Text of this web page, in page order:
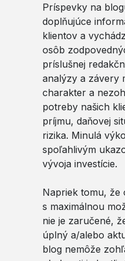
Príspevky na
doplňujúce
klientov a
osôb
príslušnej
analýzy a závery
charakter a
potreby našich
príjmu, daňovej
rizika. Minulá
spoľahlivým
vývoja investície.
Napriek tomu, že
s maximálnou
nie je zaručené,
úplný a/alebo
blog nemôže